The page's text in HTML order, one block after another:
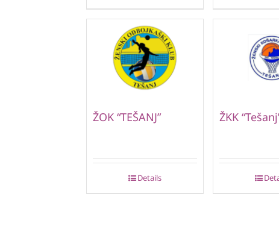
ŽOK “TEŠANJ”
Details
ŽKK